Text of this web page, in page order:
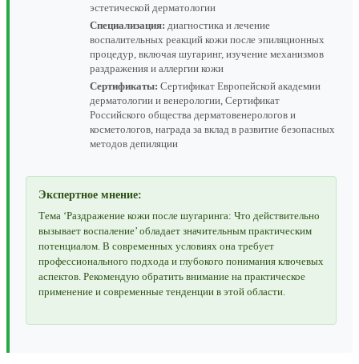
эстетической дерматологии
Специализация: диагностика и лечение
воспалительных реакций кожи после эпиляционных
процедур, включая шугаринг, изучение механизмов
раздражения и аллергии кожи
Сертификаты: Сертификат Европейской академии
дерматологии и венерологии, Сертификат
Российского общества дерматовенерологов и
косметологов, награда за вклад в развитие безопасных
методов депиляции
Экспертное мнение:
Тема ‘Раздражение кожи после шугаринга: Что действительно
вызывает воспаление’ обладает значительным практическим
потенциалом. В современных условиях она требует
профессионального подхода и глубокого понимания ключевых
аспектов. Рекомендую обратить внимание на практическое
применение и современные тенденции в этой области.